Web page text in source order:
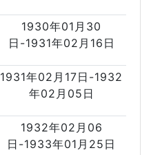
1930年01月30
日-1931年02月16日
1931年02月17日-1932
年02月05日
1932年02月06
日-1933年01月25日